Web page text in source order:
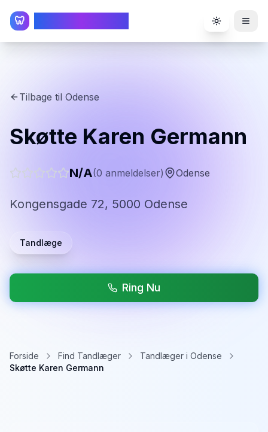
🦷 Toggle
Tilbage til Odense
Skøtte Karen Germann
N/A(0 anmeldelser) Odense
Kongensgade 72, 5000 Odense
Tandlæge
Ring Nu
Forside Find Tandlæger
Tandlæger i Odense
Skøtte Karen Germann